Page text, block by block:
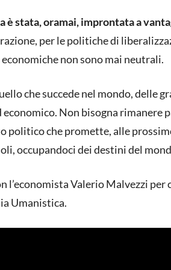
è stata, oramai, improntata a
per le politiche di
non sono mai neutrali.
che succede nel mondo, delle
Non bisogna rimanere
politico che promette, alle
occupandoci dei destini del
l’economista Valerio Malvezzi per
Umanistica.